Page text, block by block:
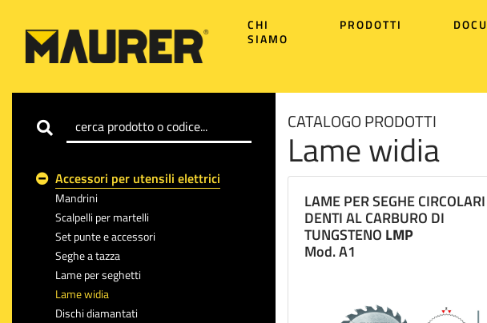
CHI
SIAMO
PRODOTTI
Accessori per utensili elettrici
Mandrini
Scalpelli per martelli
Set punte e accessori
Seghe a tazza
Lame per seghetti
Lame widia
Dischi diamantati
CATALOGO PRODOTTI
Lame widia
LAME PER SEGHE
DENTI AL CARBURO DI
TUNGSTENO LMP
Mod. A1